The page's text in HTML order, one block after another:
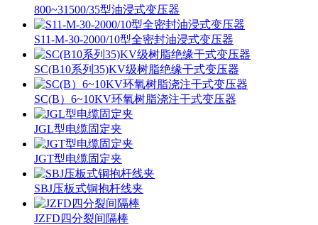
800~31500/35型油浸式变压器
S11-M-30-2000/10型全密封油浸式变压器
SC(B10系列35)KV级树脂绝缘干式变压器
SC(B）6~10KV环氧树脂浇注干式变压器
JGL型电缆固定夹
JGT型电缆固定夹
SBJ压板式铜抱杆线夹
JZFD四分裂间隔棒